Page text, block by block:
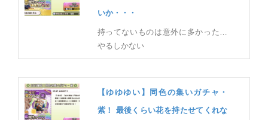
いか・・・
持ってないものは意外に多かった…
やるしかない
【ゆゆゆい】同色の集いガチャ・
紫！ 最後くらい花を持たせてくれな